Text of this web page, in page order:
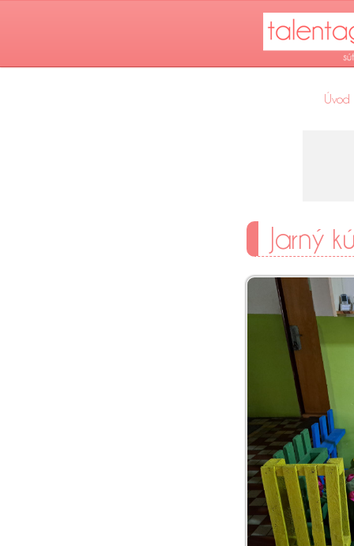
Úvod
Jarný